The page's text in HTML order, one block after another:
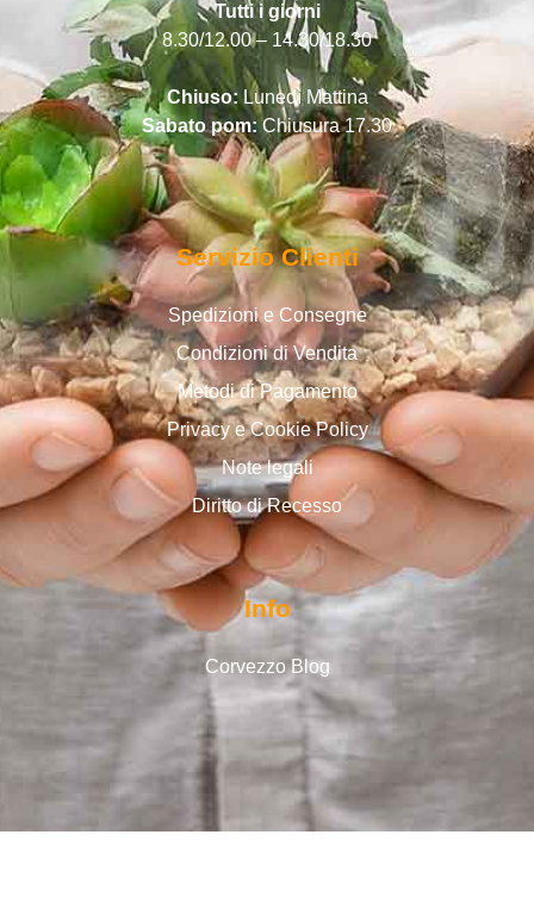
Tutti i giorni
8.30/12.00 – 14.30/18.30
Chiuso:Lunedì Mattina
Sabato pom:Chiusura 17.30
Servizio Clienti
Spedizioni e Consegne
Condizioni di Vendita
Metodi di Pagamento
Privacy e Cookie Policy
Note legali
Diritto di Recesso
Info
Corvezzo Blog